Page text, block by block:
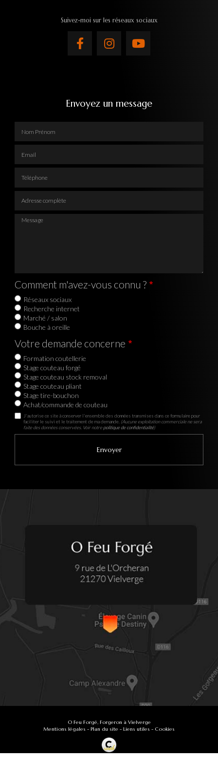
Suivez-moi sur les réseaux sociaux
Envoyez un message
Message
Comment m'avez-vous connu ?
Réseaux sociaux
Recherche internet
Marché / salon
Bouche à oreille
Votre demande concerne
Formation coutellerie
Stage couteau forgé
Stage couteau stock removal
Stage couteau pliant
Stage tire-bouchon
Achat/commande de couteau
J'autorise ce site à conserver l'ensemble des données transmises dans ce formulaire pour
faciliter le suivi et le traitement de ma demande. (Aucune exploitation commerciale ne sera
faite des données conservées. Voir notrepolitique de confidentialité)
O Feu Forgé, Forgeron à Vielverge
Mentions légales - Plan du site - Liens utiles - Cookies